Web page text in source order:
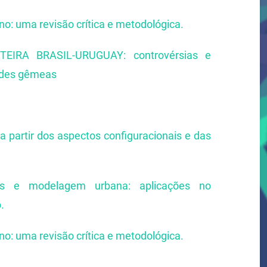
uma revisão crítica e metodológica.
BRASIL-URUGUAY: controvérsias e
gêmeas
partir dos aspectos configuracionais e das
e modelagem urbana: aplicações no
uma revisão crítica e metodológica.